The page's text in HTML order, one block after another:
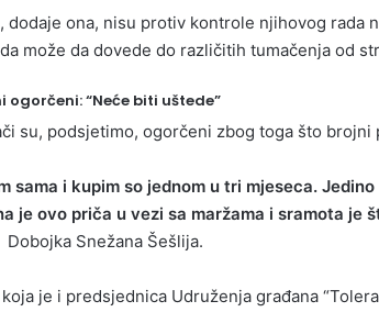
dodaje ona, nisu protiv kontrole njihovog rada
može da dovede do različitih tumačenja od
ogorčeni: “Neće biti uštede”
su, podsjetimo, ogorčeni zbog toga što
sama i kupim so jednom u tri mjeseca.
je ovo priča u vezi sa maržama i sramota je
Snežana Šešlija.
je i predsjednica Udruženja građana